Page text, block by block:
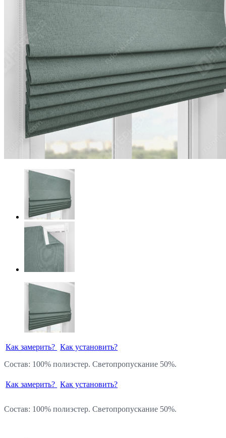
Как замерить? Как установить?
Состав: 100% полиэстер. Светопропускание 50%.
Как замерить? Как установить?
Состав: 100% полиэстер. Светопропускание 50%.